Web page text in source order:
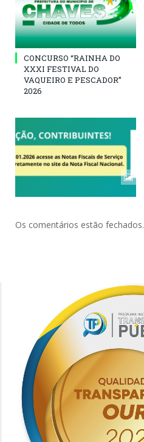
CONCURSO “RAINHA DO
XXXI FESTIVAL DO
VAQUEIRO E PESCADOR”
2026
Os comentários estão fechados.